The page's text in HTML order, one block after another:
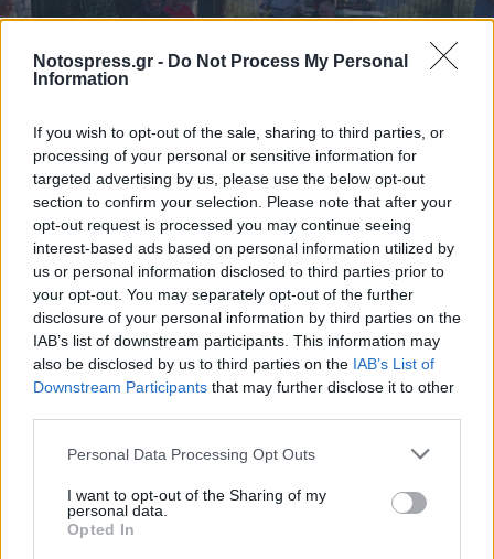
Notospress.gr - Do Not Process My Personal
Information
If you wish to opt-out of the sale, sharing to third parties, or
processing of your personal or sensitive information for
targeted advertising by us, please use the below opt-out
section to confirm your selection. Please note that after your
opt-out request is processed you may continue seeing
interest-based ads based on personal information utilized by
us or personal information disclosed to third parties prior to
your opt-out. You may separately opt-out of the further
disclosure of your personal information by third parties on the
IAB’s list of downstream participants. This information may
also be disclosed by us to third parties on the IAB’s List of
Downstream Participants that may further disclose it to other
Personal Data Processing Opt Outs
I want to opt-out of the Sharing of my
personal data.
Opted In